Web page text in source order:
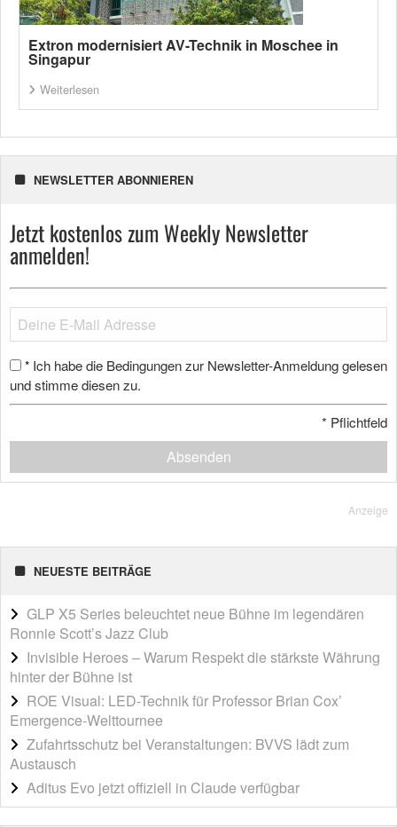
Extron modernisiert AV-Technik in Moschee in
Singapur
Weiterlesen
NEWSLETTER ABONNIEREN
Jetzt kostenlos zum Weekly Newsletter
anmelden!
* Ich habe die Bedingungen zur Newsletter-Anmeldung gelesen
und stimme diesen zu.
* Pflichtfeld
Absenden
Anzeige
NEUESTE BEITRÄGE
GLP X5 Series beleuchtet neue Bühne im legendären
Ronnie Scott’s Jazz Club
Invisible Heroes – Warum Respekt die stärkste Währung
hinter der Bühne ist
ROE Visual: LED-Technik für Professor Brian Cox’
Emergence-Welttournee
Zufahrtsschutz bei Veranstaltungen: BVVS lädt zum
Austausch
Aditus Evo jetzt offiziell in Claude verfügbar